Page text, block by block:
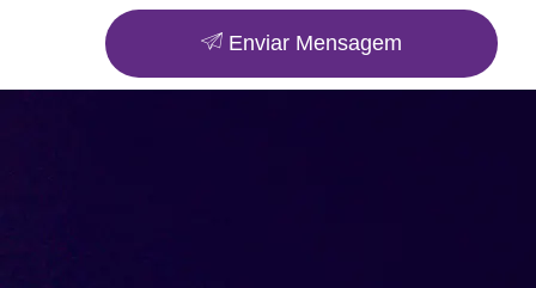
Enviar Mensagem